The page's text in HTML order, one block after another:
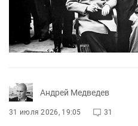
Андрей Медведев
31 июля 2026, 19:05 31